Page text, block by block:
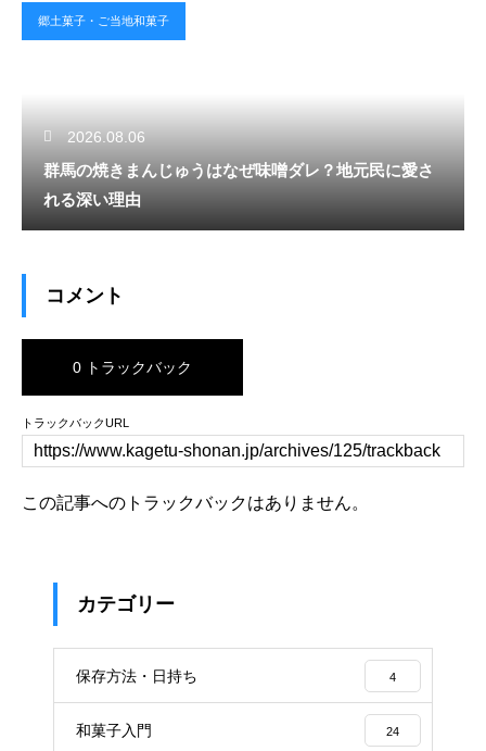
郷土菓子・ご当地和菓子
2026.08.06
群馬の焼きまんじゅうはなぜ味噌ダレ？地元民に愛さ
れる深い理由
コメント
0 トラックバック
トラックバックURL
この記事へのトラックバックはありません。
カテゴリー
保存方法・日持ち 4
和菓子入門 24